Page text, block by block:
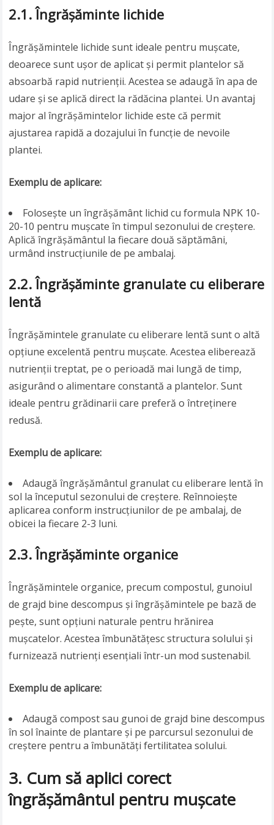
2.1. Îngrășăminte lichide
Îngrășămintele lichide sunt ideale pentru mușcate,
deoarece sunt ușor de aplicat și permit plantelor să
absoarbă rapid nutrienții. Acestea se adaugă în apa de
udare și se aplică direct la rădăcina plantei. Un avantaj
major al îngrășămintelor lichide este că permit
ajustarea rapidă a dozajului în funcție de nevoile
plantei.
Exemplu de aplicare:
Folosește un îngrășământ lichid cu formula NPK 10-
20-10 pentru mușcate în timpul sezonului de creștere.
Aplică îngrășământul la fiecare două săptămâni,
urmând instrucțiunile de pe ambalaj.
2.2. Îngrășăminte granulate cu eliberare
lentă
Îngrășămintele granulate cu eliberare lentă sunt o altă
opțiune excelentă pentru mușcate. Acestea eliberează
nutrienții treptat, pe o perioadă mai lungă de timp,
asigurând o alimentare constantă a plantelor. Sunt
ideale pentru grădinarii care preferă o întreținere
redusă.
Exemplu de aplicare:
Adaugă îngrășământul granulat cu eliberare lentă în
sol la începutul sezonului de creștere. Reînnoiește
aplicarea conform instrucțiunilor de pe ambalaj, de
obicei la fiecare 2-3 luni.
2.3. Îngrășăminte organice
Îngrășămintele organice, precum compostul, gunoiul
de grajd bine descompus și îngrășămintele pe bază de
pește, sunt opțiuni naturale pentru hrănirea
mușcatelor. Acestea îmbunătățesc structura solului și
furnizează nutrienți esențiali într-un mod sustenabil.
Exemplu de aplicare:
Adaugă compost sau gunoi de grajd bine descompus
în sol înainte de plantare și pe parcursul sezonului de
creștere pentru a îmbunătăți fertilitatea solului.
3. Cum să aplici corect
îngrășământul pentru mușcate